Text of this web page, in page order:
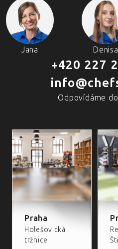
Jana Denisa
+420 227
Odpovídáme
Praha
Holešovická
tržnice